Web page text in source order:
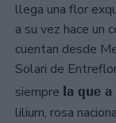
llega una flor
a su vez hace un
cuentan desde
Solari de
siempre la que
lilium, rosa